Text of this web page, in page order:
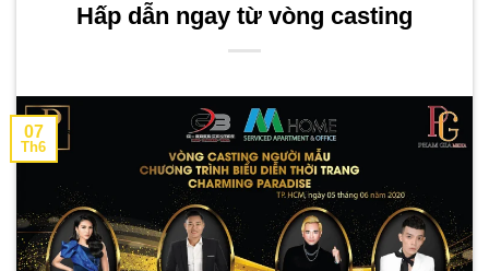
Hấp dẫn ngay từ vòng casting
07
Th6